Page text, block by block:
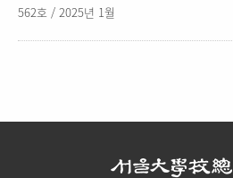
562호 / 2025년 1월